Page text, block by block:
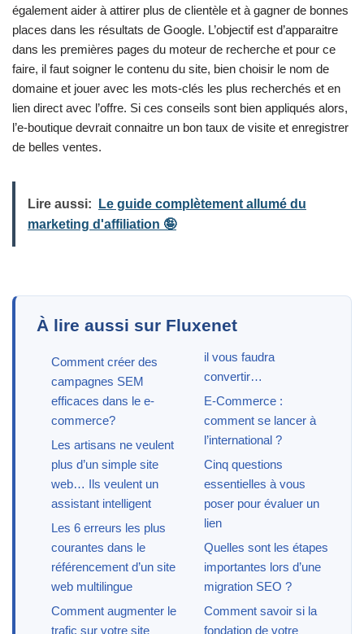
également aider à attirer plus de clientèle et à gagner de bonnes
places dans les résultats de Google. L’objectif est d’apparaitre
dans les premières pages du moteur de recherche et pour ce
faire, il faut soigner le contenu du site, bien choisir le nom de
domaine et jouer avec les mots-clés les plus recherchés et en
lien direct avec l’offre. Si ces conseils sont bien appliqués alors,
l’e-boutique devrait connaitre un bon taux de visite et enregistrer
de belles ventes.
Lire aussi:
Le guide complètement allumé du
marketing d'affiliation 🤪
À lire aussi sur Fluxenet
Comment créer des
campagnes SEM
efficaces dans le e-
commerce?
Les artisans ne veulent
plus d’un simple site
web… Ils veulent un
assistant intelligent
Les 6 erreurs les plus
courantes dans le
référencement d’un site
web multilingue
Comment augmenter le
trafic sur votre site
il vous faudra
convertir…
E-Commerce :
comment se lancer à
l’international ?
Cinq questions
essentielles à vous
poser pour évaluer un
lien
Quelles sont les étapes
importantes lors d’une
migration SEO ?
Comment savoir si la
fondation de votre